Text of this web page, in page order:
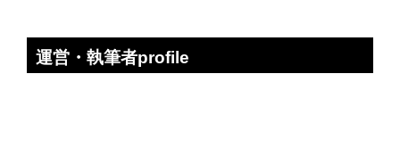
運営・執筆者profile